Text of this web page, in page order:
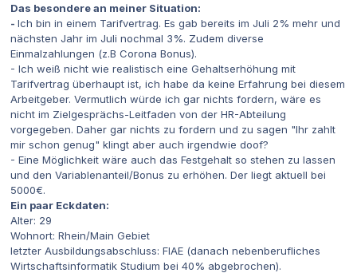
Das besondere an meiner Situation:
- Ich bin in einem Tarifvertrag. Es gab bereits im Juli 2% mehr und
nächsten Jahr im Juli nochmal 3%. Zudem diverse
Einmalzahlungen (z.B Corona Bonus).
- Ich weiß nicht wie realistisch eine Gehaltserhöhung mit
Tarifvertrag überhaupt ist, ich habe da keine Erfahrung bei diesem
Arbeitgeber. Vermutlich würde ich gar nichts fordern, wäre es
nicht im Zielgesprächs-Leitfaden von der HR-Abteilung
vorgegeben. Daher gar nichts zu fordern und zu sagen "Ihr zahlt
mir schon genug" klingt aber auch irgendwie doof?
- Eine Möglichkeit wäre auch das Festgehalt so stehen zu lassen
und den Variablenanteil/Bonus zu erhöhen. Der liegt aktuell bei
5000€.
Ein paar Eckdaten:
Alter: 29
Wohnort: Rhein/Main Gebiet
letzter Ausbildungsabschluss: FIAE (danach nebenberufliches
Wirtschaftsinformatik Studium bei 40% abgebrochen).